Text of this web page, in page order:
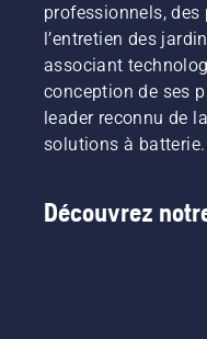
professionnels,
l’entretien des
associant
conception de ses
leader reconnu de
solutions à batterie.
Découvrez